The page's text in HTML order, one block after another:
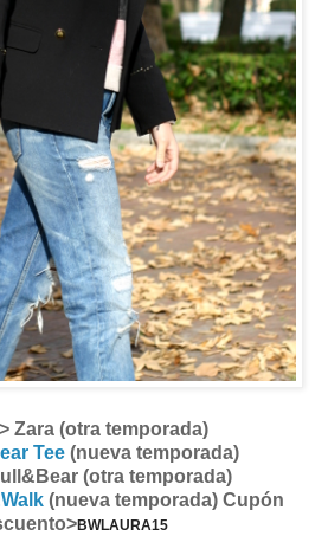
Zara (otra temporada)
Tee(nueva temporada)
(otra temporada)
(nueva temporada) Cupón
BWLAURA15